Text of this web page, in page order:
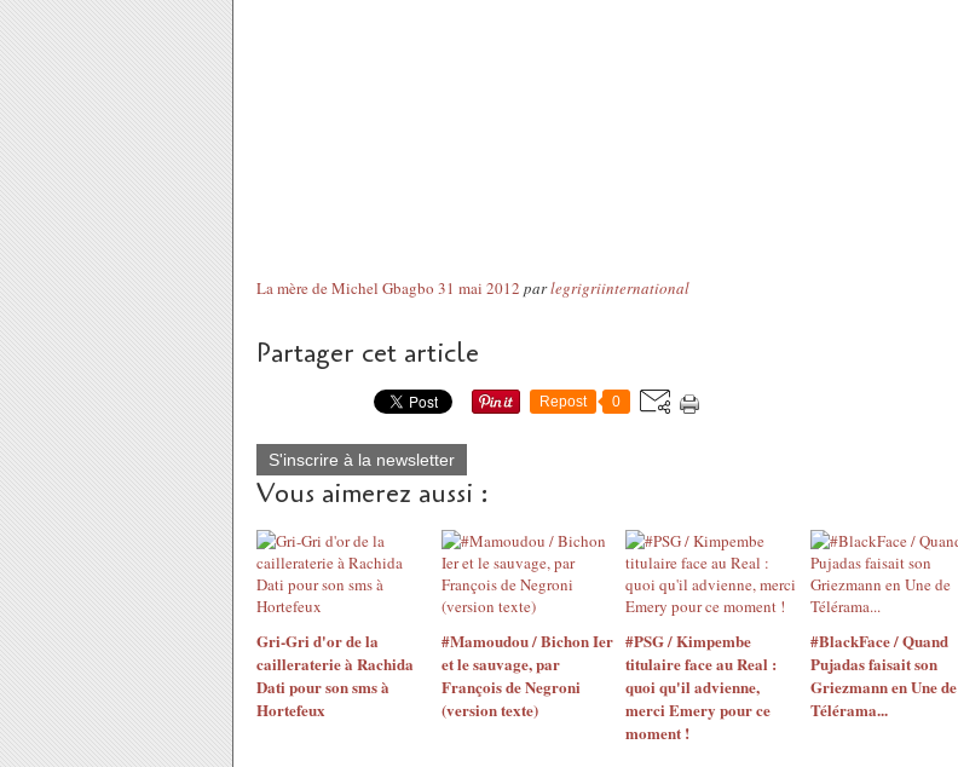
La mère de Michel Gbagbo 31 mai 2012 parlegrigriinternational
Partager cet article
Repost 0
S'inscrire à la newsletter
Vous aimerez aussi :
Gri-Gri d'or de la
cailleraterie à Rachida
Dati pour son sms à
Hortefeux
#Mamoudou / Bichon Ier
et le sauvage, par
François de Negroni
(version texte)
#PSG / Kimpembe
titulaire face au Real :
quoi qu'il advienne,
merci Emery pour ce
moment !
#BlackFace / Quand
Pujadas faisait son
Griezmann en Une de
Télérama...